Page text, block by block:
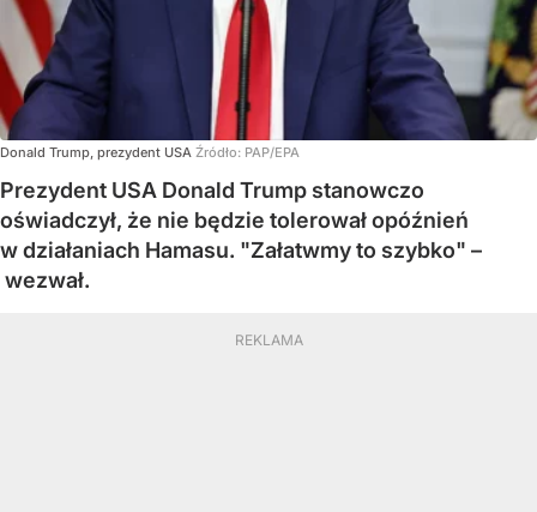
Donald Trump, prezydent USA Źródło: PAP/EPA
Prezydent USA Donald Trump stanowczo
oświadczył, że nie będzie tolerował opóźnień
w działaniach Hamasu. "Załatwmy to szybko" –
wezwał.